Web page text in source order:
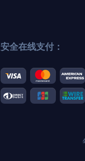
安全在线支付：